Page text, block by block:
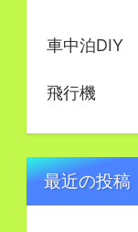
車中泊DIY
飛行機
最近の投稿